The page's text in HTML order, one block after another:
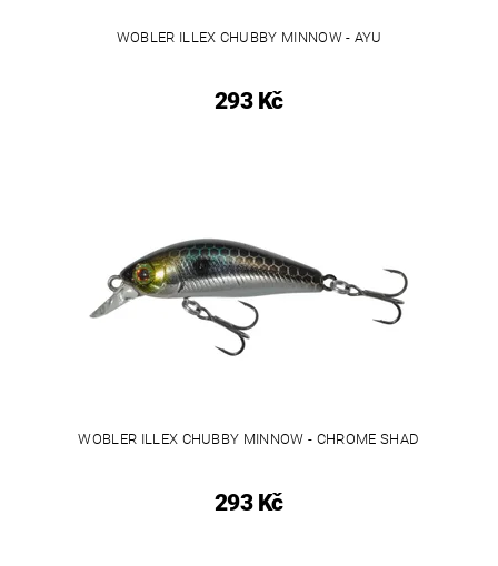
WOBLER ILLEX CHUBBY MINNOW - AYU
293 Kč
WOBLER ILLEX CHUBBY MINNOW - CHROME SHAD
293 Kč